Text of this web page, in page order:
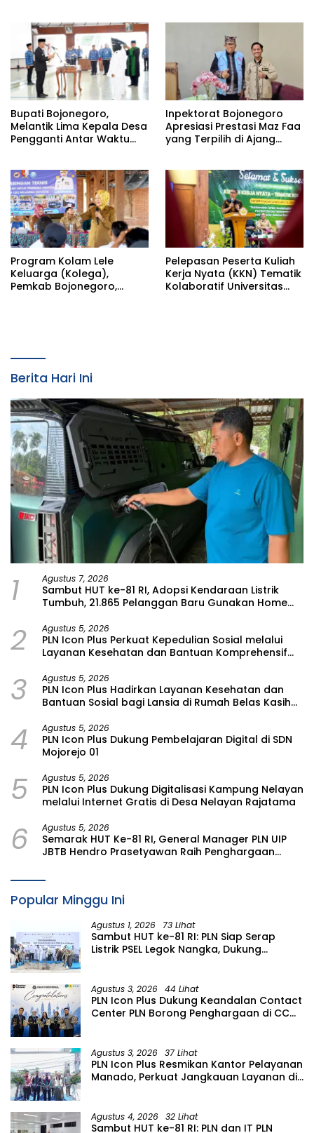
Bupati Bojonegoro,
Melantik Lima Kepala Desa
Pengganti Antar Waktu
Inpektorat Bojonegoro
Apresiasi Prestasi Maz Faa
yang Terpilih di Ajang
Program Kolam Lele
Keluarga (Kolega),
Pemkab Bojonegoro,
Pelepasan Peserta Kuliah
Kerja Nyata (KKN) Tematik
Kolaboratif Universitas
Berita Hari Ini
1 Agustus 7, 2026
Sambut HUT ke-81 RI, Adopsi Kendaraan Listrik
Tumbuh, 21.865 Pelanggan Baru Gunakan Home
2 Agustus 5, 2026
PLN Icon Plus Perkuat Kepedulian Sosial melalui
Layanan Kesehatan dan Bantuan Komprehensif
3 Agustus 5, 2026
PLN Icon Plus Hadirkan Layanan Kesehatan dan
Bantuan Sosial bagi Lansia di Rumah Belas Kasih
4 Agustus 5, 2026
PLN Icon Plus Dukung Pembelajaran Digital di SDN
Mojorejo 01
5 Agustus 5, 2026
PLN Icon Plus Dukung Digitalisasi Kampung Nelayan
melalui Internet Gratis di Desa Nelayan Rajatama
6 Agustus 5, 2026
Semarak HUT Ke-81 RI, General Manager PLN UIP
JBTB Hendro Prasetyawan Raih Penghargaan
Popular Minggu Ini
Agustus 1, 2026 73 Lihat
Sambut HUT ke-81 RI: PLN Siap Serap
Listrik PSEL Legok Nangka, Dukung
Agustus 3, 2026 44 Lihat
PLN Icon Plus Dukung Keandalan Contact
Center PLN Borong Penghargaan di CCW
Agustus 3, 2026 37 Lihat
PLN Icon Plus Resmikan Kantor Pelayanan
Manado, Perkuat Jangkauan Layanan di
Agustus 4, 2026 32 Lihat
Sambut HUT ke-81 RI: PLN dan IT PLN